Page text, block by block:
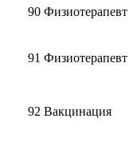
90 Физиотерапевт
91 Физиотерапевт
92 Вакцинация